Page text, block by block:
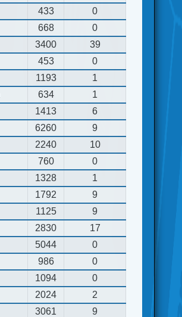
433
0
668
0
3400
39
453
0
1193
1
634
1
1413
6
6260
9
2240
10
760
0
1328
1
1792
9
1125
9
2830
17
5044
0
986
0
1094
0
2024
2
3061
9